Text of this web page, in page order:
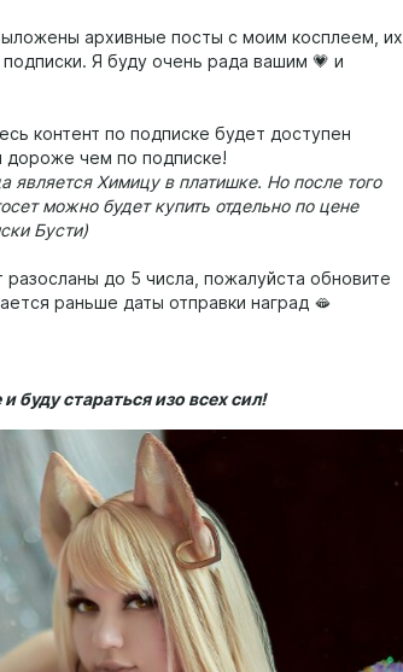
архивные посты с моим косплеем, их
Я буду очень рада вашим 💗 и
контент по подписке будет доступен
дороже чем по подписке!
является Химицу в платишке. Но после того
можно будет купить отдельно по цене
Бусти)
разосланы до 5 числа, пожалуйста обновите
раньше даты отправки наград 🫦
буду стараться изо всех сил!